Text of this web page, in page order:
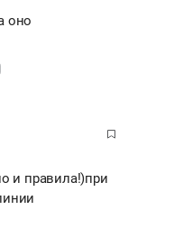
оно
и правила!)при